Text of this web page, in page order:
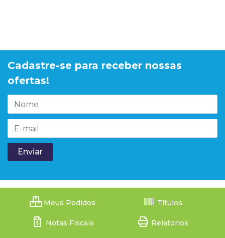
Cadastre-se para receber nossas
ofertas!
Meus Pedidos Títulos
Notas Fiscais Relatorios